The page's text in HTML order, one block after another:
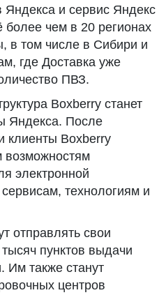
Яндекса и сервис Яндекс
более чем в 20 регионах
в том числе в Сибири и
где Доставка уже
ПВЗ.
Boxberry станет
Яндекса. После
клиенты Boxberry
возможностям
электронной
технологиям и
отправлять свои
пунктов выдачи
Им также станут
центров